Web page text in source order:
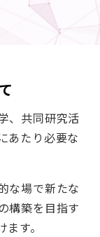
、共同研究活
あたり必要な
な場で新たな
構築を目指す
す。